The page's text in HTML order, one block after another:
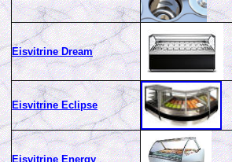
Eisvitrine Dream
Eisvitrine Eclipse
Eisvitrine Energy